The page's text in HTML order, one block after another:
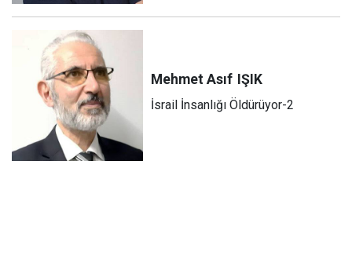
Mehmet Asıf IŞIK
İsrail İnsanlığı Öldürüyor-2